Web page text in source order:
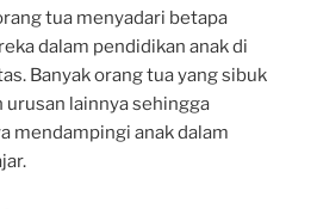
tua menyadari betapa
dalam pendidikan anak di
Banyak orang tua yang sibuk
urusan lainnya sehingga
mendampingi anak dalam